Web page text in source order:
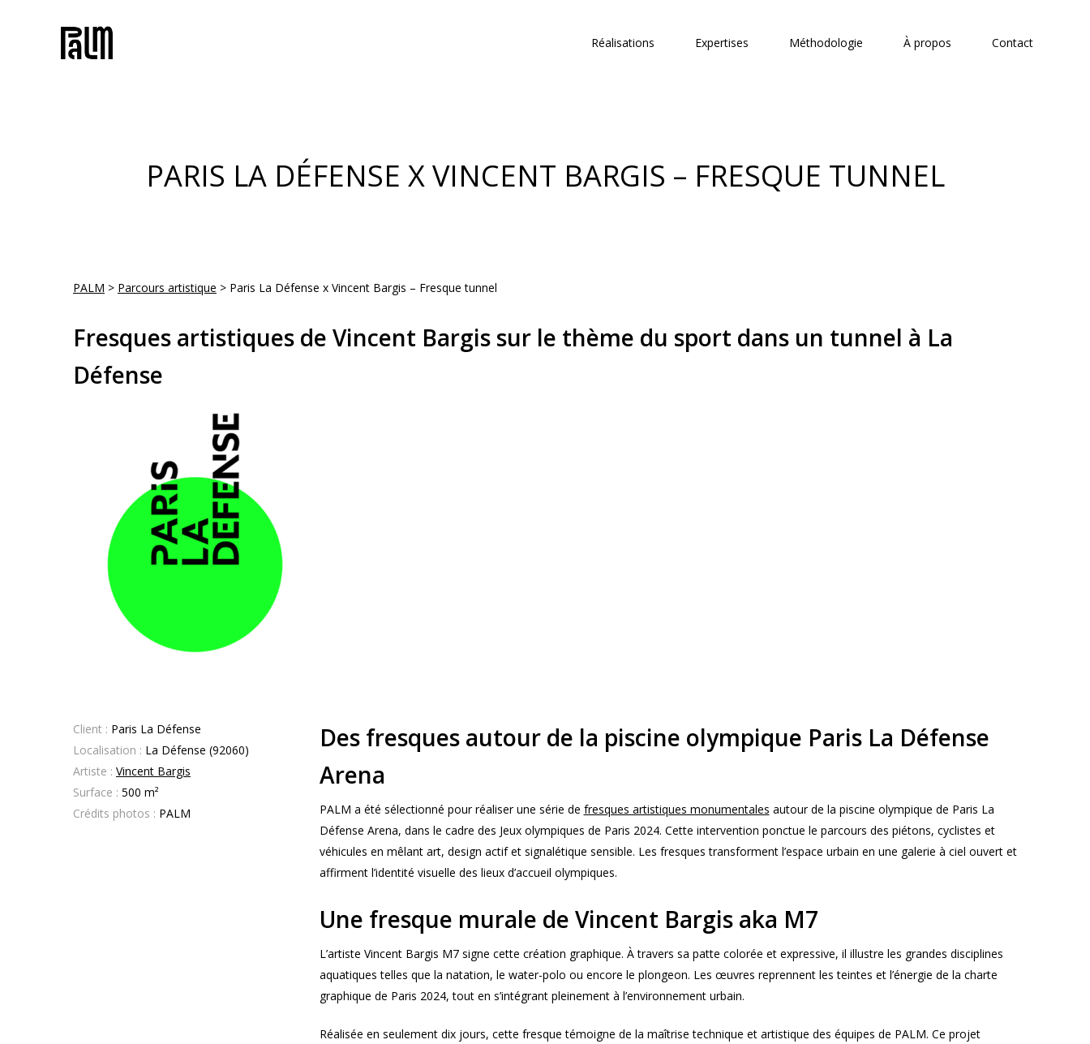
Réalisations Expertises Méthodologie À propos Contact
PARIS LA DÉFENSE X VINCENT BARGIS – FRESQUE TUNNEL
PALM > Parcours artistique > Paris La Défense x Vincent Bargis – Fresque tunnel
Fresques artistiques de Vincent Bargis sur le thème du sport dans un tunnel à La
Défense
Client : Paris La Défense
Localisation : La Défense (92060)
Artiste : Vincent Bargis
Surface : 500 m²
Crédits photos : PALM
Des fresques autour de la piscine olympique Paris La Défense
Arena
PALM a été sélectionné pour réaliser une série de fresques artistiques monumentales autour de la piscine olympique de Paris La
Défense Arena, dans le cadre des Jeux olympiques de Paris 2024. Cette intervention ponctue le parcours des piétons, cyclistes et
véhicules en mêlant art, design actif et signalétique sensible. Les fresques transforment l’espace urbain en une galerie à ciel ouvert et
affirment l’identité visuelle des lieux d’accueil olympiques.
Une fresque murale de Vincent Bargis aka M7
L’artiste Vincent Bargis M7 signe cette création graphique. À travers sa patte colorée et expressive, il illustre les grandes disciplines
aquatiques telles que la natation, le water-polo ou encore le plongeon. Les œuvres reprennent les teintes et l’énergie de la charte
graphique de Paris 2024, tout en s’intégrant pleinement à l’environnement urbain.
Réalisée en seulement dix jours, cette fresque témoigne de la maîtrise technique et artistique des équipes de PALM. Ce projet